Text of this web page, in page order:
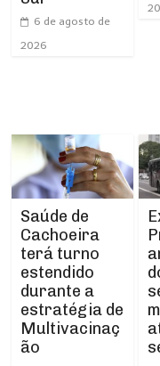
6 de agosto de
2026
Saúde de
Cachoeira
terá turno
estendido
durante a
estratégia de
Multivacinaç
ão